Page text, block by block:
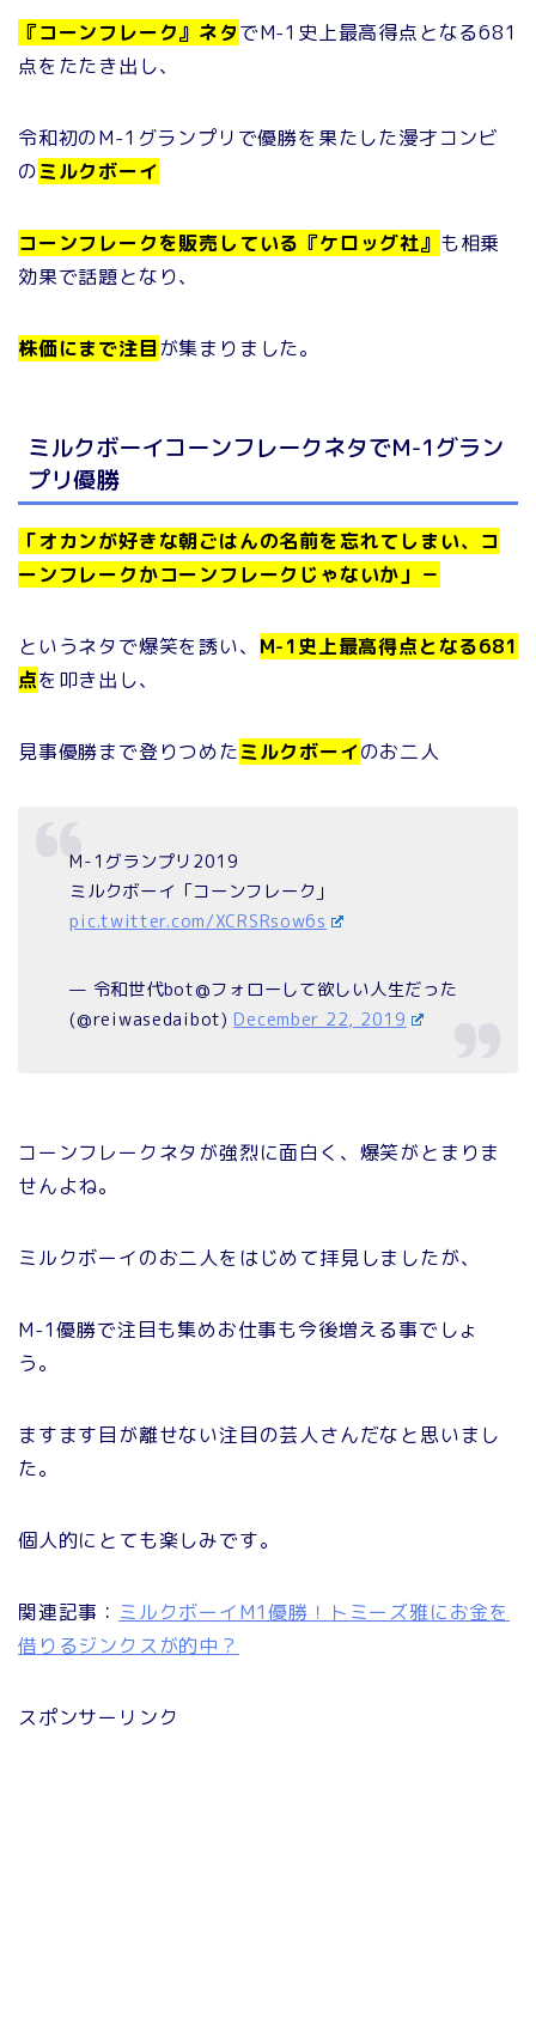
『コーンフレーク』ネタでM-1史上最高得点となる681
点をたたき出し、
令和初のM-1グランプリで優勝を果たした漫才コンビ
のミルクボーイ
コーンフレークを販売している『ケロッグ社』 も相乗
効果で話題となり、
株価にまで注目が集まりました。
ミルクボーイコーンフレークネタでM-1グラン
プリ優勝
「オカンが好きな朝ごはんの名前を忘れてしまい、コ
ーンフレークかコーンフレークじゃないか」－
というネタで爆笑を誘い、 M-1史上最高得点となる681
点を叩き出し、
見事優勝まで登りつめたミルクボーイのお二人
M-1グランプリ2019
ミルクボーイ「コーンフレーク」
pic.twitter.com/XCRSRsow6s
— 令和世代bot@フォローして欲しい人生だった
(@reiwasedaibot)December 22, 2019
コーンフレークネタが強烈に面白く、爆笑がとまりま
せんよね。
ミルクボーイのお二人をはじめて拝見しましたが、
M-1優勝で注目も集めお仕事も今後増える事でしょ
う。
ますます目が離せない注目の芸人さんだなと思いまし
た。
個人的にとても楽しみです。
関連記事： ミルクボーイM1優勝！トミーズ雅にお金を
借りるジンクスが的中？
スポンサーリンク